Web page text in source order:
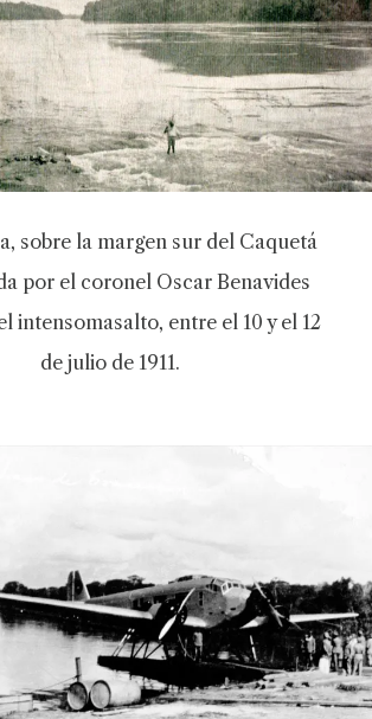
sobre la margen sur del Caquetá
por el coronel Oscar Benavides
intensomasalto, entre el 10 y el 12
de julio de 1911.